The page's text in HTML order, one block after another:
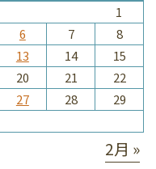
1
6 7
8
13 14
15
20 21
22
27 28
29
2月 »